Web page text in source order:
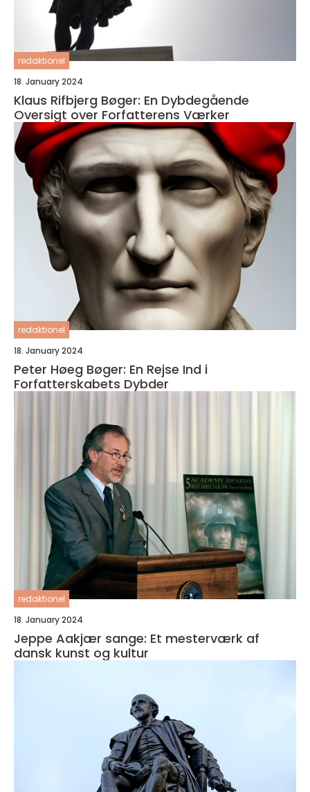
redaktionel
18. January 2024
Klaus Rifbjerg Bøger: En Dybdegående
Oversigt over Forfatterens Værker
redaktionel
18. January 2024
Peter Høeg Bøger: En Rejse Ind i
Forfatterskabets Dybder
redaktionel
18. January 2024
Jeppe Aakjær sange: Et mesterværk af
dansk kunst og kultur